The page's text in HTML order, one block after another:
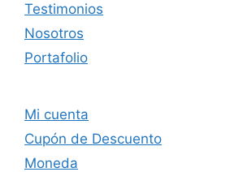
Testimonios
Nosotros
Portafolio
Mi cuenta
Cupón de Descuento
Moneda